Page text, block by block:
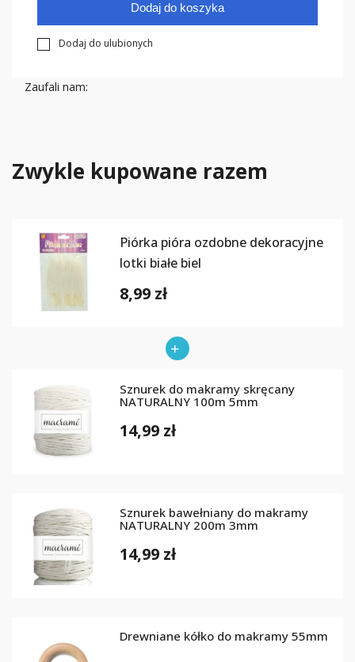
Dodaj do koszyka
Dodaj do ulubionych
Zaufali nam:
Zwykle kupowane razem
Piórka pióra ozdobne dekoracyjne
lotki białe biel
8,99 zł
Sznurek do makramy skręcany
NATURALNY 100m 5mm
14,99 zł
Sznurek bawełniany do makramy
NATURALNY 200m 3mm
14,99 zł
Drewniane kółko do makramy 55mm